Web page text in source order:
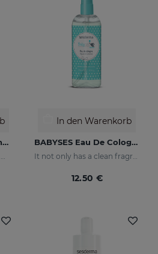
BABYSES PH-Anti-Tränen Shampoo
In den Warenkorb
BABYSES Eau De Cologne
12.50 €